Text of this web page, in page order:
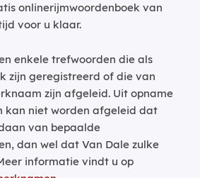
onlinerijmwoordenboek van
voor u klaar.
enkele trefwoorden die als
zijn geregistreerd of die van
zijn afgeleid. Uit opname
kan niet worden afgeleid dat
van bepaalde
dan wel dat Van Dale zulke
informatie vindt u op